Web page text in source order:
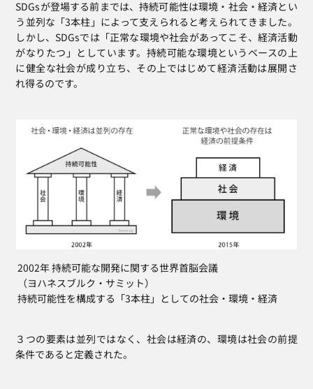
SDGsが登場する前までは、持続可能性は環境・社会・経済とい
う並列な「3本柱」によって支えられると考えられてきました。
しかし、SDGsでは「正常な環境や社会があってこそ、経済活動
がなりたつ」としています。持続可能な環境というベースの上
に健全な社会が成り立ち、その上ではじめて経済活動は展開さ
れ得るのです。
2002年 持続可能な開発に関する世界首脳会議
（ヨハネスブルク・サミット）
持続可能性を構成する「3本柱」としての社会・環境・経済
３つの要素は並列ではなく、社会は経済の、環境は社会の前提
条件であると定義された。